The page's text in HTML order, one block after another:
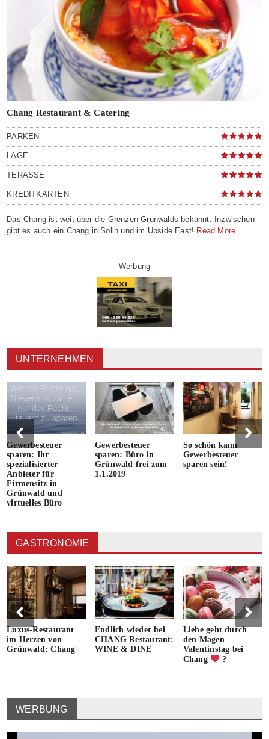
Chang Restaurant & Catering
PARKEN
LAGE
TERASSE
KREDITKARTEN
Das Chang ist weit über die Grenzen Grünwalds bekannt. Inzwischen
gibt es auch ein Chang in Solln und im Upside East! Read More ...
Werbung
UNTERNEHMEN
Gewerbesteuer
sparen: Ihr
spezialisierter
Anbieter für
Firmensitz in
Grünwald und
virtuelles Büro
Gewerbesteuer
sparen: Büro in
Grünwald frei zum
1.1.2019
So schön kann
Gewerbesteuer
sparen sein!
GASTRONOMIE
Luxus-Restaurant
im Herzen von
Grünwald: Chang
Endlich wieder bei
CHANG Restaurant:
WINE & DINE
Liebe geht durch
den Magen –
Valentinstag bei
Chang
?
WERBUNG